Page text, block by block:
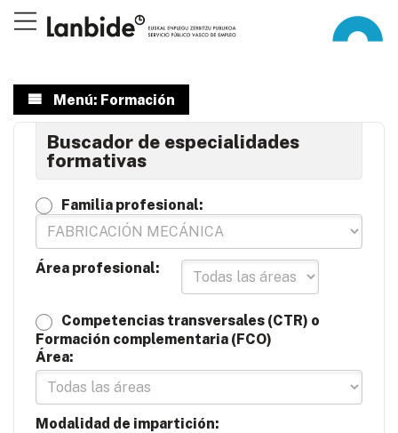
Menú: Formación
Buscador de especialidades
formativas
Familia profesional:
Área profesional:
Competencias transversales (CTR) o
Formación complementaria (FCO)
Área:
Modalidad de impartición: